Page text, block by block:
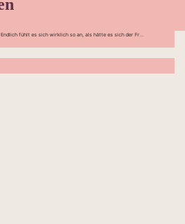
fühlt es sich wirklich so an, als hätte es sich der Fr...